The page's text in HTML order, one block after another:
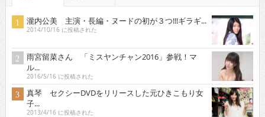
瀧内公美 主演・長編・ヌードの初が３つ!!!ギラギ...
2014/10/16 に投稿された
雨宮留菜さん 「ミスヤンチャン2016」参戦！マ
ル...
2016/5/16 に投稿された
真琴 セクシーDVDをリリースした元ひきこもり女
子...
2013/4/16 に投稿された